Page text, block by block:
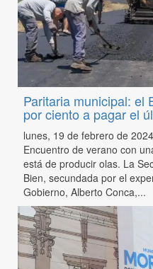
Paritaria municipal: el
por ciento a pagar el
lunes, 19 de febrero de 2024
Encuentro de verano con
está de producir olas. La
Bien, secundada por el
Gobierno, Alberto Conca,...